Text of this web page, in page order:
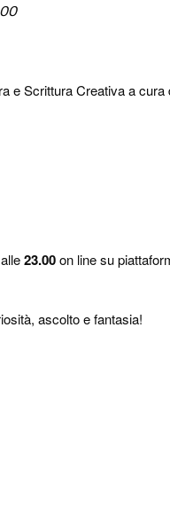
e Scrittura Creativa a
alle23.00on line su
ascolto e fantasia!